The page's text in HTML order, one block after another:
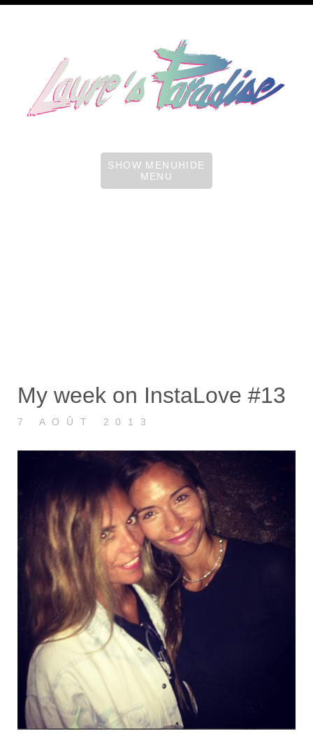
SHOW MENUHIDE
MENU
My week on InstaLove #13
7 AOÛT 2013